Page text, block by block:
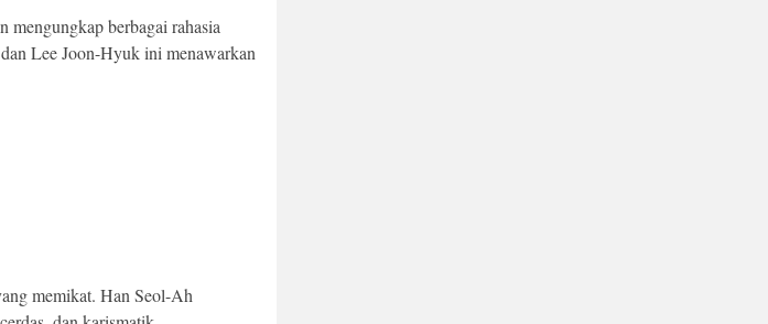
mengungkap berbagai rahasia
Lee Joon-Hyuk ini menawarkan
memikat. Han Seol-Ah